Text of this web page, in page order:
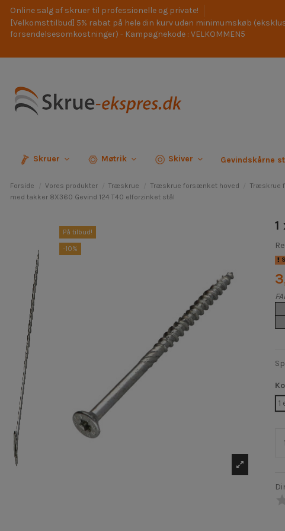
Online salg af skruer til professionelle og private!
[Velkomsttilbud] 5% rabat på hele din kurv uden minimumskøb
forsendelsesomkostninger) - Kampagnekode : VELKOMMEN5
Skruer Møtrik Skiver Gevindskårne
Forside Vores produkter Træskrue Træskrue forsænket hoved Træskrue
med takker 8X360 Gevind 124 T40 elforzinket stål
På tilbud!
-10%
1